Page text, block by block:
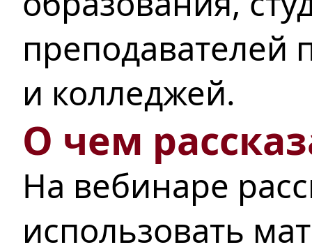
преподавателей
и колледжей.
О чем
На вебинаре
использовать